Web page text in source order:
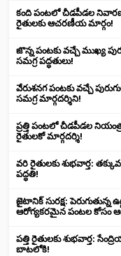
కంది పంటలో చీడపీడల
రైతులకు ఆచరణీయ మార్గం!
జొన్న పంటకు వచ్చే ముఖ్య
సమగ్ర పద్ధతులు!
వేరుశనగ పంటకు వచ్చే
సమగ్ర మార్గదర్శిని!
ప్రత్తి పంటలో చీడపీడల
రైతులకో మార్గదర్శి!
వరి రైతులకు శుభవార్త:
పద్ధతి!
జైటానిక్ సురక్ష: పెరుగుతున్న
ఆరోగ్యకరమైన పంటల కోసం
పత్తి రైతులకు శుభవార్త:
బాటలోకి!